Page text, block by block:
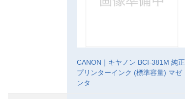
CANON｜キヤノン BCI-381M 純正
プリンターインク (標準容量) マゼ
ンタ